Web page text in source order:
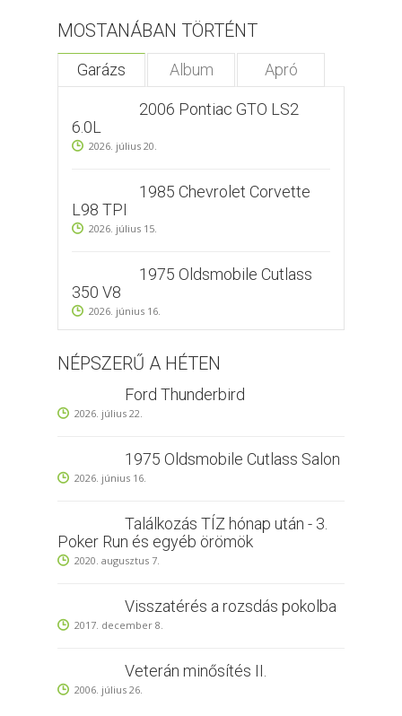
MOSTANÁBAN TÖRTÉNT
Garázs Album Apró
2006 Pontiac GTO LS2
6.0L
2026. július 20.
1985 Chevrolet Corvette
L98 TPI
2026. július 15.
1975 Oldsmobile Cutlass
350 V8
2026. június 16.
NÉPSZERŰ A HÉTEN
Ford Thunderbird
2026. július 22.
1975 Oldsmobile Cutlass Salon
2026. június 16.
Találkozás TÍZ hónap után - 3.
Poker Run és egyéb örömök
2020. augusztus 7.
Visszatérés a rozsdás pokolba
2017. december 8.
Veterán minősítés II.
2006. július 26.